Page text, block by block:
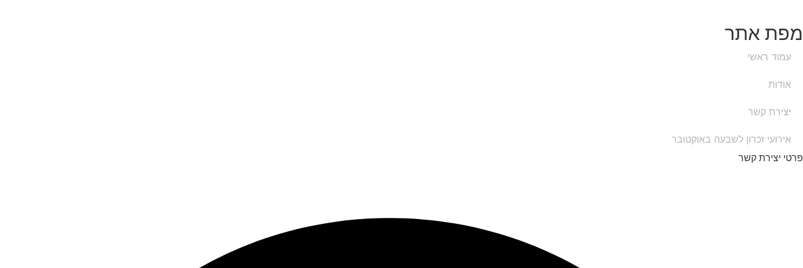
מפת אתר
עמוד ראשי
אודות
יצירת קשר
אירועי זכרון לשבעה באוקטובר
פרטי יצירת קשר